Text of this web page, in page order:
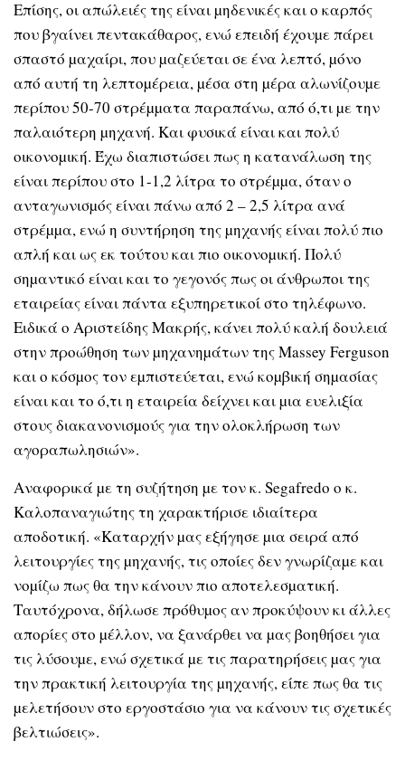
Επίσης, οι απώλειές της είναι µηδενικές και ο καρπός
που βγαίνει πεντακάθαρος, ενώ επειδή έχουµε πάρει
σπαστό µαχαίρι, που µαζεύεται σε ένα λεπτό, µόνο
από αυτή τη λεπτοµέρεια, µέσα στη µέρα αλωνίζουµε
περίπου 50-70 στρέµµατα παραπάνω, από ό,τι µε την
παλαιότερη µηχανή. Και φυσικά είναι και πολύ
οικονοµική. Έχω διαπιστώσει πως η κατανάλωση της
είναι περίπου στο 1-1,2 λίτρα το στρέµµα, όταν ο
ανταγωνισµός είναι πάνω από 2 – 2,5 λίτρα ανά
στρέµµα, ενώ η συντήρηση της µηχανής είναι πολύ πιο
απλή και ως εκ τούτου και πιο οικονοµική. Πολύ
σηµαντικό είναι και το γεγονός πως οι άνθρωποι της
εταιρείας είναι πάντα εξυπηρετικοί στο τηλέφωνο.
Ειδικά ο Αριστείδης Μακρής, κάνει πολύ καλή δουλειά
στην προώθηση των µηχανηµάτων της Massey Ferguson
και ο κόσµος τον εµπιστεύεται, ενώ κοµβική σηµασίας
είναι και το ό,τι η εταιρεία δείχνει και µια ευελιξία
στους διακανονισµούς για την ολοκλήρωση των
αγοραπωλησιών».
Αναφορικά µε τη συζήτηση µε τον κ. Segafredo ο κ.
Καλοπαναγιώτης τη χαρακτήρισε ιδιαίτερα
αποδοτική. «Καταρχήν µας εξήγησε µια σειρά από
λειτουργίες της µηχανής, τις οποίες δεν γνωρίζαµε και
νοµίζω πως θα την κάνουν πιο αποτελεσµατική.
Ταυτόχρονα, δήλωσε πρόθυµος αν προκύψουν κι άλλες
απορίες στο µέλλον, να ξανάρθει να µας βοηθήσει για
τις λύσουµε, ενώ σχετικά µε τις παρατηρήσεις µας για
την πρακτική λειτουργία της µηχανής, είπε πως θα τις
µελετήσουν στο εργοστάσιο για να κάνουν τις σχετικές
βελτιώσεις».